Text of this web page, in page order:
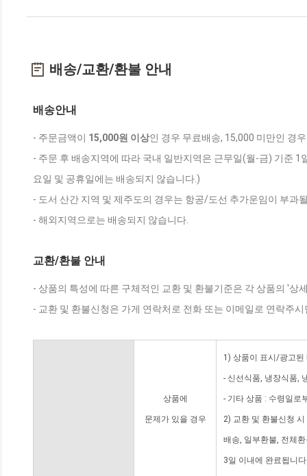
배송/교환/환불 안내
배송안내
- 주문금액이 15,000원 이상인 경우 무료배송, 15,000 미만인 경
- 주문 후 배송지역에 따라 국내 일반지역은 근무일(월-금) 기준
요일 및 공휴일에는 배송되지 않습니다.)
- 도서 산간 지역 및 제주도의 경우는 항공/도선 추가운임이 부과
- 해외지역으로는 배송되지 않습니다.
교환/환불 안내
- 상품의 특성에 따른 구체적인 교환 및 환불기준은 각 상품의 '상
- 교환 및 환불신청은 가게 연락처로 전화 또는 이메일로 연락주
상품에
문제가 있을 경우
1) 상품이 표시/광고된
- 신선식품, 냉장식품,
- 기타 상품 : 수령일로
2) 교환 및 환불신청
배송, 일부환불, 전체
3일 이내에 완료됩니